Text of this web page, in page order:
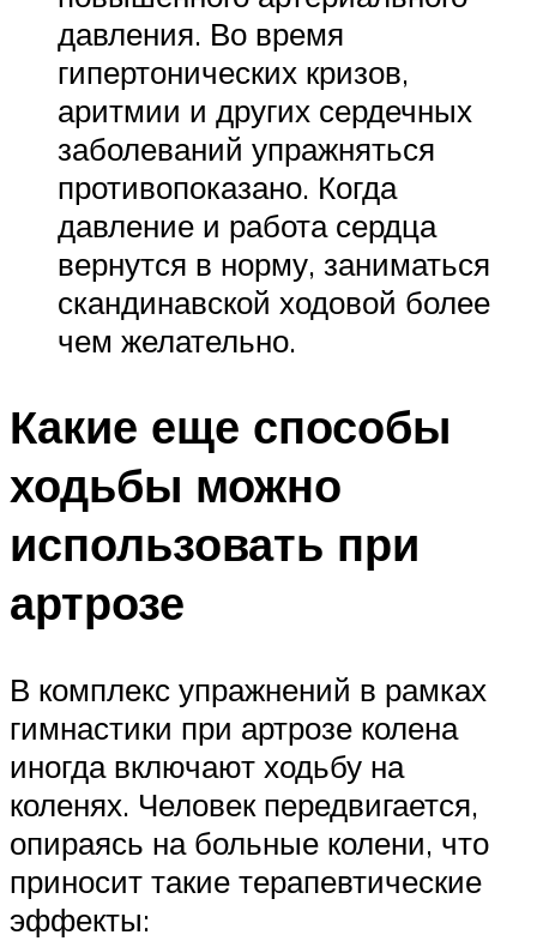
давления. Во время
гипертонических кризов,
аритмии и других сердечных
заболеваний упражняться
противопоказано. Когда
давление и работа сердца
вернутся в норму, заниматься
скандинавской ходовой более
чем желательно.
Какие еще способы
ходьбы можно
использовать при
артрозе
В комплекс упражнений в рамках
гимнастики при артрозе колена
иногда включают ходьбу на
коленях. Человек передвигается,
опираясь на больные колени, что
приносит такие терапевтические
эффекты: